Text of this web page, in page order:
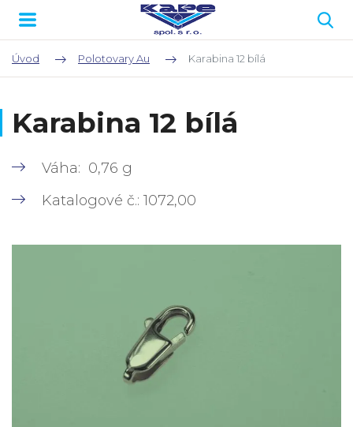
Úvod Polotovary Au Karabina 12 bílá
Karabina 12 bílá
Váha: 0,76 g
Katalogové č.: 1072,00